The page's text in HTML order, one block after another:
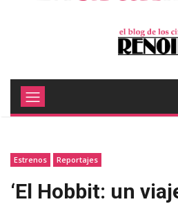
Estrenos Reportajes
‘El Hobbit: un